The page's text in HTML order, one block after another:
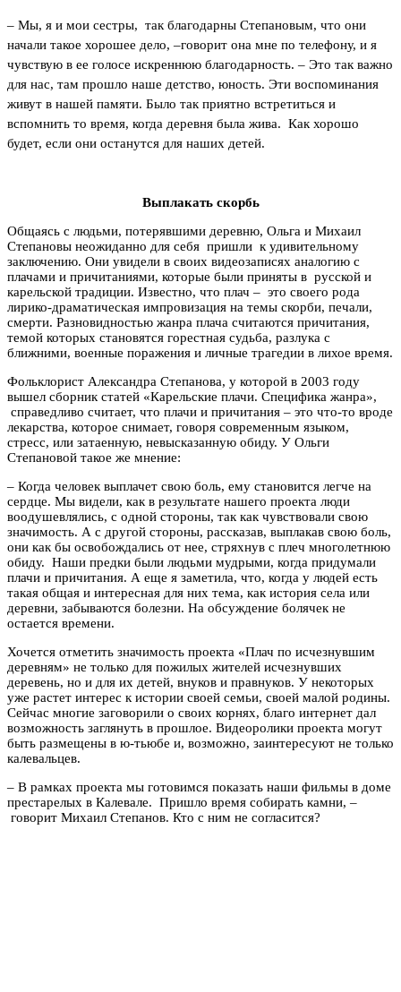
– Мы, я и мои сестры, так благодарны Степановым, что они
начали такое хорошее дело, –говорит она мне по телефону, и я
чувствую в ее голосе искреннюю благодарность. – Это так важно
для нас, там прошло наше детство, юность. Эти воспоминания
живут в нашей памяти. Было так приятно встретиться и
вспомнить то время, когда деревня была жива. Как хорошо
будет, если они останутся для наших детей.
Выплакать скорбь
Общаясь с людьми, потерявшими деревню, Ольга и Михаил
Степановы неожиданно для себя пришли к удивительному
заключению. Они увидели в своих видеозаписях аналогию с
плачами и причитаниями, которые были приняты в русской и
карельской традиции. Известно, что плач – это своего рода
лирико-драматическая импровизация на темы скорби, печали,
смерти. Разновидностью жанра плача считаются причитания,
темой которых становятся горестная судьба, разлука с
ближними, военные поражения и личные трагедии в лихое время.
Фольклорист Александра Степанова, у которой в 2003 году
вышел сборник статей «Карельские плачи. Специфика жанра»,
справедливо считает, что плачи и причитания – это что-то вроде
лекарства, которое снимает, говоря современным языком,
стресс, или затаенную, невысказанную обиду. У Ольги
Степановой такое же мнение:
– Когда человек выплачет свою боль, ему становится легче на
сердце. Мы видели, как в результате нашего проекта люди
воодушевлялись, с одной стороны, так как чувствовали свою
значимость. А с другой стороны, рассказав, выплакав свою боль,
они как бы освобождались от нее, стряхнув с плеч многолетнюю
обиду. Наши предки были людьми мудрыми, когда придумали
плачи и причитания. А еще я заметила, что, когда у людей есть
такая общая и интересная для них тема, как история села или
деревни, забываются болезни. На обсуждение болячек не
остается времени.
Хочется отметить значимость проекта «Плач по исчезнувшим
деревням» не только для пожилых жителей исчезнувших
деревень, но и для их детей, внуков и правнуков. У некоторых
уже растет интерес к истории своей семьи, своей малой родины.
Сейчас многие заговорили о своих корнях, благо интернет дал
возможность заглянуть в прошлое. Видеоролики проекта могут
быть размещены в ю-тьюбе и, возможно, заинтересуют не только
калевальцев.
– В рамках проекта мы готовимся показать наши фильмы в доме
престарелых в Калевале. Пришло время собирать камни, –
говорит Михаил Степанов. Кто с ним не согласится?